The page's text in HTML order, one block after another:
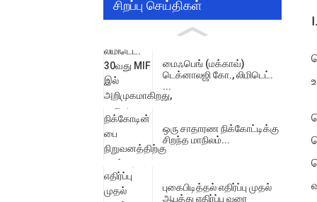
சிறப்பு செய்திகள்
மைஃபெங் (மக்காவ்)
டெக்னாலஜி கோ., லிமிடெட்.
...
ஒரு சாதாரண நிக்கோட்டிக்கு
சிறந்த மாநிலம்...
புகைபிடித்தல் எதிர்ப்பு முதல்
ஆபத்து எதிர்ப்பு வரை